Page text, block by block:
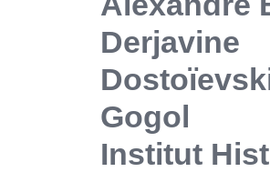
Derjavine
Gogol
Institut